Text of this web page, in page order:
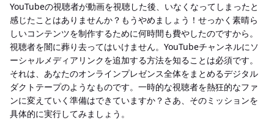
YouTubeの視聴者が動画を視聴した後、いなくなってしまったと
感じたことはありませんか？もうやめましょう！せっかく素晴ら
しいコンテンツを制作するために何時間も費やしたのですから。
視聴者を闇に葬り去ってはいけません。YouTubeチャンネルにソ
ーシャルメディアリンクを追加する方法を知ることは必須です。
それは、あなたのオンラインプレゼンス全体をまとめるデジタル
ダクトテープのようなものです。一時的な視聴者を熱狂的なファ
ンに変えていく準備はできていますか？さあ、そのミッションを
具体的に実行してみましょう。